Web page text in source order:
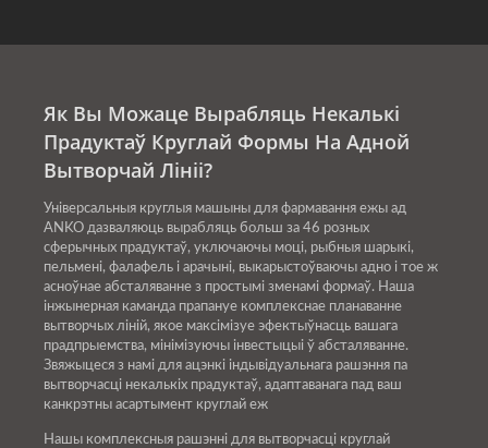
Як Вы Можаце Вырабляць Некалькі
Прадуктаў Круглай Формы На Адной
Вытворчай Лініі?
Універсальныя круглыя машыны для фармавання ежы ад
ANKO дазваляюць вырабляць больш за 46 розных
сферычных прадуктаў, уключаючы моці, рыбныя шарыкі,
пельмені, фалафель і арачыні, выкарыстоўваючы адно і тое ж
асноўнае абсталяванне з простымі зменамі формаў. Наша
інжынерная каманда прапануе комплекснае планаванне
вытворчых ліній, якое максімізуе эфектыўнасць вашага
прадпрыемства, мінімізуючы інвестыцыі ў абсталяванне.
Звяжыцеся з намі для ацэнкі індывідуальнага рашэння па
вытворчасці некалькіх прадуктаў, адаптаванага пад ваш
канкрэтны асартымент круглай еж
Нашы комплексныя рашэнні для вытворчасці круглай